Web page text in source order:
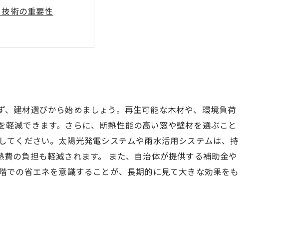
術の重要性
組み
りの実践
建てを見つけよう
建材選びから始めましょう。再生可能な木材や、環境負荷
減できます。さらに、断熱性能の高い窓や壁材を選ぶこと
てください。太陽光発電システムや雨水活用システムは、持
の負担も軽減されます。 また、自治体が提供する補助金や
の省エネを意識することが、長期的に見て大きな効果をも